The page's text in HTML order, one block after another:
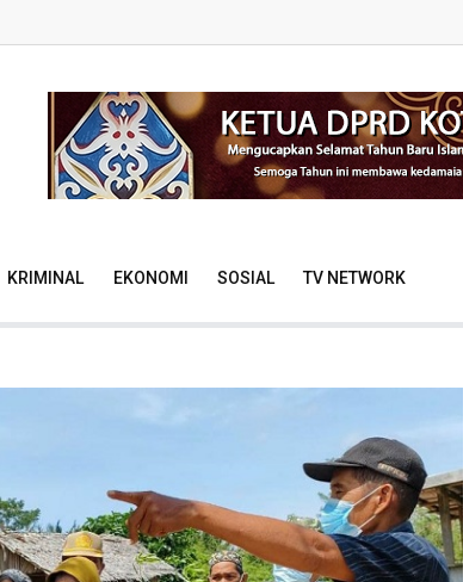
KRIMINAL EKONOMI SOSIAL TV NETWORK